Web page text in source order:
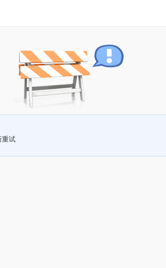
重试